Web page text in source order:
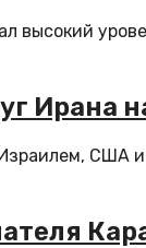
Ирана
США и